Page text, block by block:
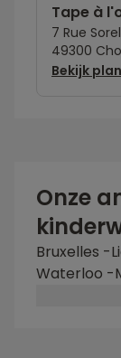
Tape à
7 Rue
49300
Bekijk
Onze
Bruxelles -
Waterloo -